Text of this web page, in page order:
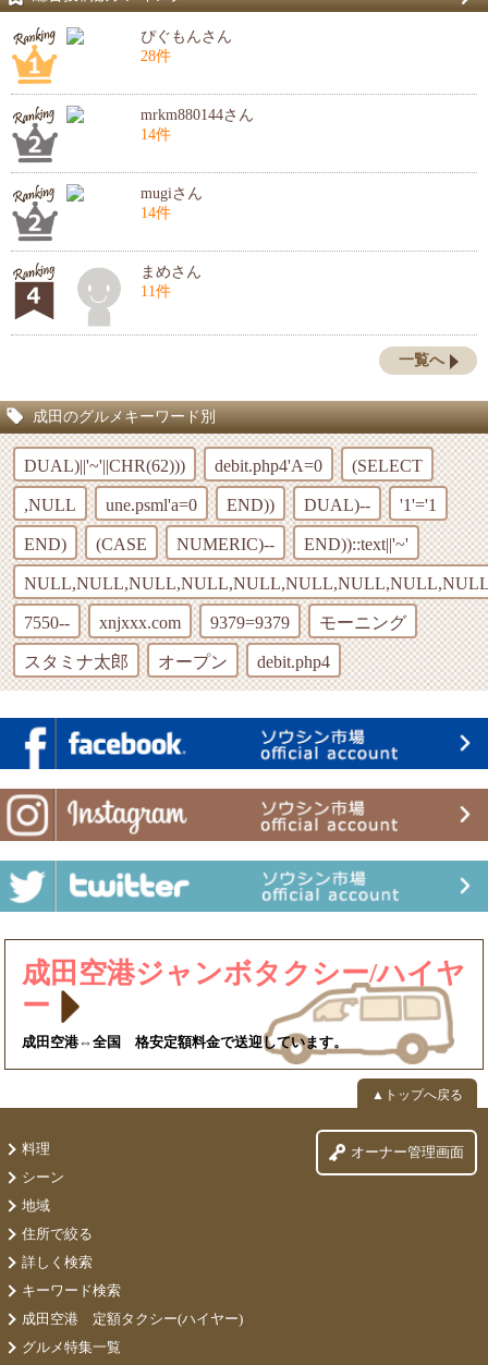
ぴぐもんさん
28件
mrkm880144さん
14件
mugiさん
14件
まめさん
11件
一覧へ
成田のグルメキーワード別
DUAL)||'~'||CHR(62))) debit.php4'A=0 (SELECT
,NULL une.psml'a=0 END)) DUAL)-- '1'='1
END) (CASE NUMERIC)-- END))::text||'~'
7550-- xnjxxx.com 9379=9379 モーニング
スタミナ太郎 オープン debit.php4
成田空港ジャンボタクシー/ハイヤ
ー
成田空港⇔全国 格安定額料金で送迎しています。
▲トップへ戻る
料理
シーン
地域
住所で絞る
詳しく検索
キーワード検索
成田空港 定額タクシー(ハイヤー)
グルメ特集一覧
オーナー管理画面